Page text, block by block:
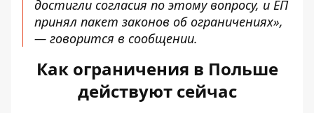
достигли согласия по этому вопросу, и ЕП
принял пакет законов об ограничениях»,
— говорится в сообщении.
Как ограничения в Польше
действуют сейчас